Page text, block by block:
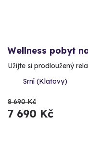
Wellness pobyt
Užijte si prodloužený
Srní (Klatovy)
8 690 Kč
7 690 Kč